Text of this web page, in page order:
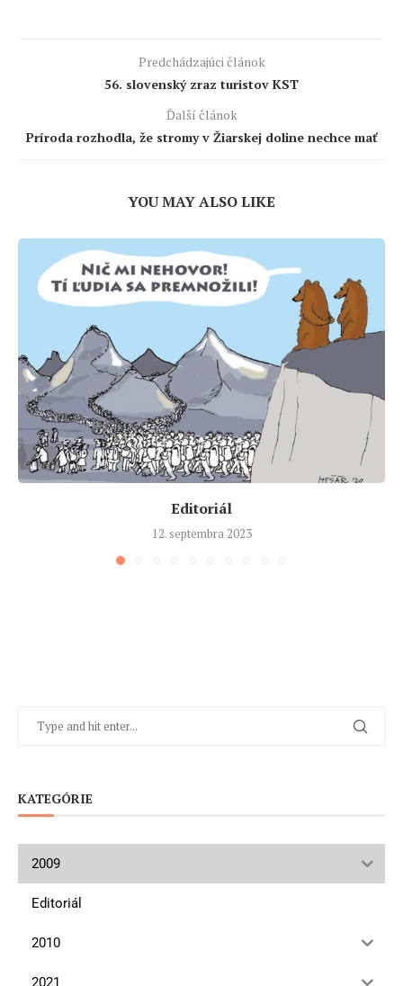
Predchádzajúci článok
56. slovenský zraz turistov KST
Ďalší článok
Príroda rozhodla, že stromy v Žiarskej doline nechce mať
YOU MAY ALSO LIKE
Editoriál
12. septembra 2023
KATEGÓRIE
2009
Editoriál
2010
2021